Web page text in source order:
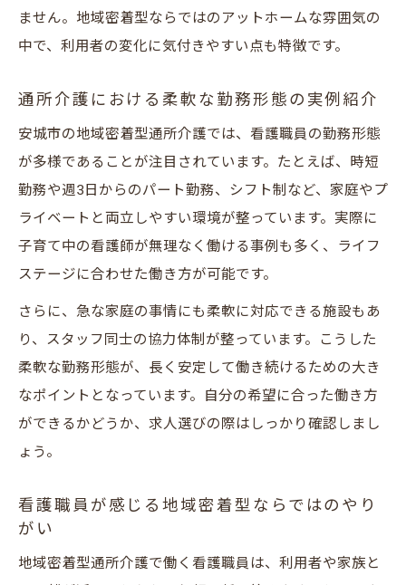
ません。地域密着型ならではのアットホームな雰囲気の
中で、利用者の変化に気付きやすい点も特徴です。
通所介護における柔軟な勤務形態の実例紹介
安城市の地域密着型通所介護では、看護職員の勤務形態
が多様であることが注目されています。たとえば、時短
勤務や週3日からのパート勤務、シフト制など、家庭やプ
ライベートと両立しやすい環境が整っています。実際に
子育て中の看護師が無理なく働ける事例も多く、ライフ
ステージに合わせた働き方が可能です。
さらに、急な家庭の事情にも柔軟に対応できる施設もあ
り、スタッフ同士の協力体制が整っています。こうした
柔軟な勤務形態が、長く安定して働き続けるための大き
なポイントとなっています。自分の希望に合った働き方
ができるかどうか、求人選びの際はしっかり確認しまし
ょう。
看護職員が感じる地域密着型ならではのやり
がい
地域密着型通所介護で働く看護職員は、利用者や家族と